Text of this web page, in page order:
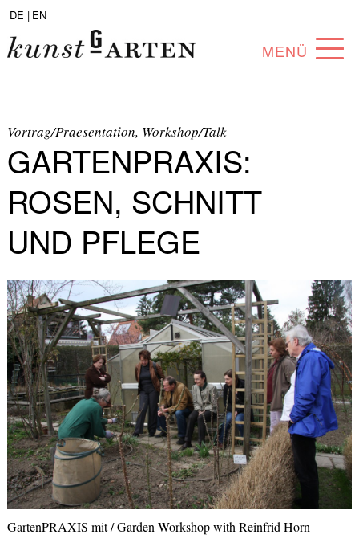
DE | EN
MENÜ
ABOUT
SAMMLUNG
KÜNSTLER*INNEN
PARTNER*INNEN
ANGEBOTE
Vortrag/Praesentation, Workshop/Talk
GARTENPRAXIS:
ROSEN, SCHNITT
UND PFLEGE
GartenPRAXIS mit / Garden Workshop with Reinfrid Horn